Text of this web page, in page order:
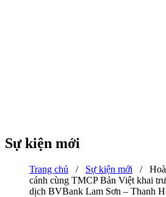
Sự kiện mới
Trang chủ / Sự kiện mới /
cánh cùng TMCP Bản Việt khai
dịch BVBank Lam Sơn – Thanh